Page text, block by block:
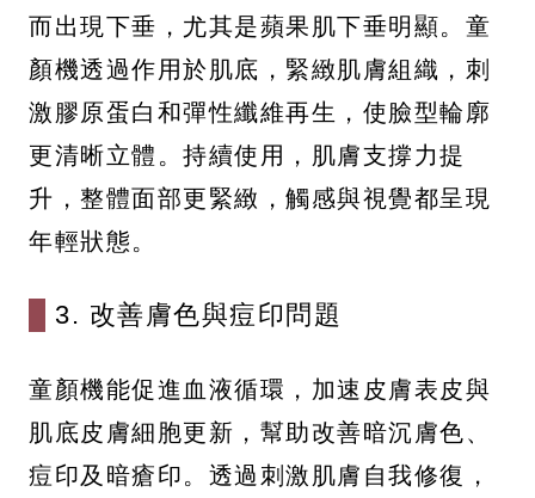
而出現下垂，尤其是蘋果肌下垂明顯。童
顏機透過作用於肌底，緊緻肌膚組織，刺
激膠原蛋白和彈性纖維再生，使臉型輪廓
更清晰立體。持續使用，肌膚支撐力提
升，整體面部更緊緻，觸感與視覺都呈現
年輕狀態。
3. 改善膚色與痘印問題
童顏機能促進血液循環，加速皮膚表皮與
肌底皮膚細胞更新，幫助改善暗沉膚色、
痘印及暗瘡印。透過刺激肌膚自我修復，